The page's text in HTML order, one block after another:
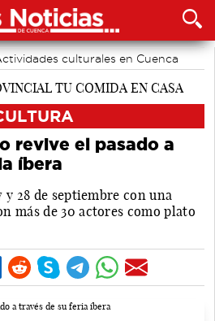
culturales en Cuenca
revive el pasado a
íbera
y 28 de septiembre con una
más de 30 actores como plato